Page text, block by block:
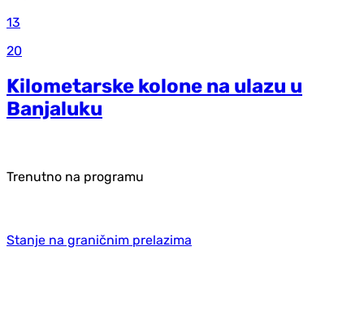
13
20
Kilometarske kolone na ulazu u
Banjaluku
Trenutno na programu
Stanje na graničnim prelazima